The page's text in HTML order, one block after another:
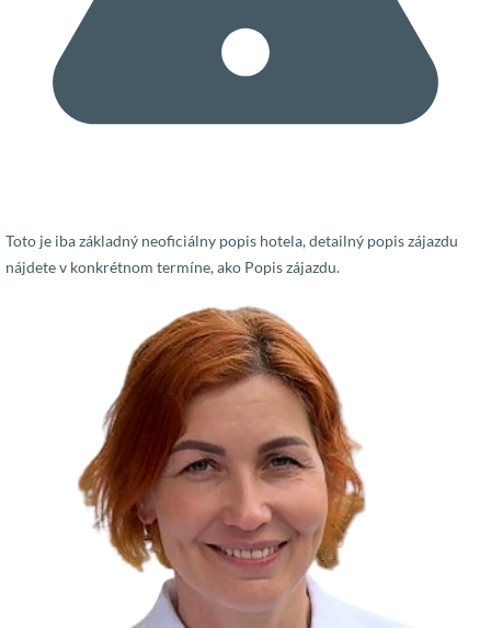
Toto je iba základný neoficiálny popis hotela, detailný popis zájazdu
nájdete v konkrétnom termíne, ako Popis zájazdu.